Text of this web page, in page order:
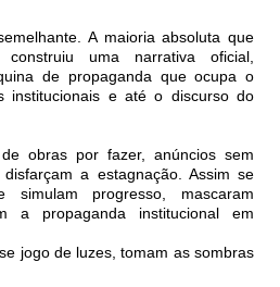
A maioria absoluta que
uma narrativa oficial,
de propaganda que ocupa o
institucionais e até o discurso do
obras por fazer, anúncios sem
a estagnação. Assim se
simulam progresso, mascaram
a propaganda institucional em
jogo de luzes, tomam as sombras